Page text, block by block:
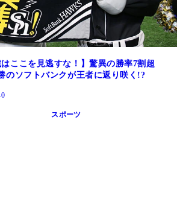
はここを見逃すな！】驚異の勝率7割超
ソフトバンクが王者に返り咲く!?
スポーツ